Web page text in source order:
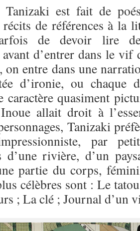
Tanizaki est fait de
récits de références à la
de devoir lire
d’entrer dans le
on entre dans une
d’ironie, ou chaque
caractère quasiment
allait droit à
Tanizaki
par
d’une rivière, d’un
partie du corps,
célèbres sont : Le
; La clé ; Journal d’un